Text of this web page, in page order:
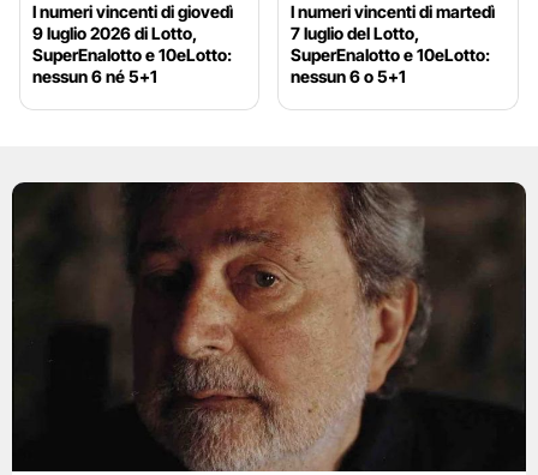
I numeri vincenti di giovedì
9 luglio 2026 di Lotto,
SuperEnalotto e 10eLotto:
nessun 6 né 5+1
I numeri vincenti di martedì
7 luglio del Lotto,
SuperEnalotto e 10eLotto:
nessun 6 o 5+1